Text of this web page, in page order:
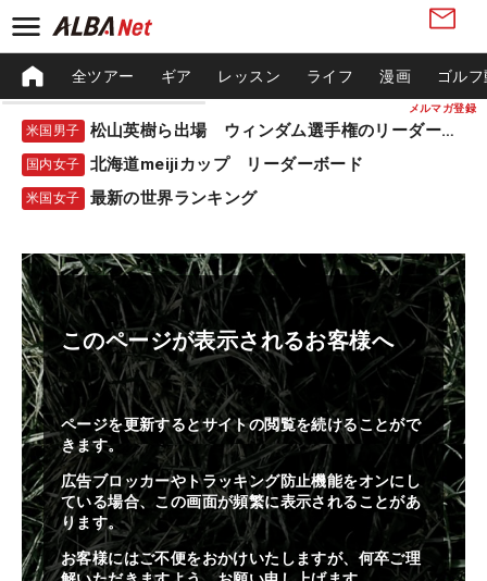
メルマガ登録
全ツアー ギア レッスン ライフ 漫画 ゴル
米国男子 松山英樹ら出場 ウィンダム選手権のリーダーボード
国内女子 北海道meijiカップ リーダーボード
米国女子 最新の世界ランキング
このページが表示されるお客様へ
ページを更新するとサイトの閲覧を続けることがで
きます。
広告ブロッカーやトラッキング防止機能をオンにし
ている場合、この画面が頻繁に表示されることがあ
ります。
お客様にはご不便をおかけいたしますが、何卒ご理